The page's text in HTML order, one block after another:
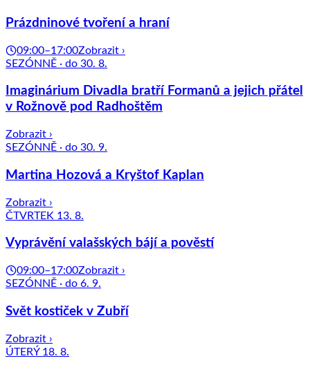
Prázdninové tvoření a hraní
09:00–17:00Zobrazit ›
SEZÓNNĚ · do 30. 8.
Imaginárium Divadla bratří Formanů a jejich přátel
v Rožnově pod Radhoštěm
Zobrazit ›
SEZÓNNĚ · do 30. 9.
Martina Hozová a Kryštof Kaplan
Zobrazit ›
ČTVRTEK 13. 8.
Vyprávění valašských bájí a pověstí
09:00–17:00Zobrazit ›
SEZÓNNĚ · do 6. 9.
Svět kostiček v Zubří
Zobrazit ›
ÚTERÝ 18. 8.